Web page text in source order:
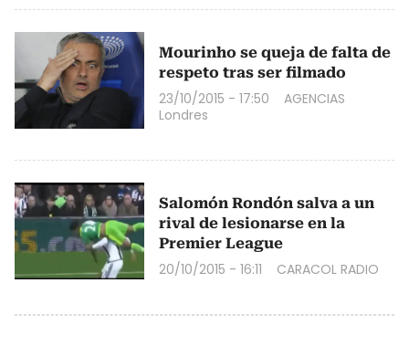
Mourinho se queja de falta de
respeto tras ser filmado
23/10/2015 - 17:50
AGENCIAS
Londres
Salomón Rondón salva a un
rival de lesionarse en la
Premier League
20/10/2015 - 16:11 CARACOL RADIO